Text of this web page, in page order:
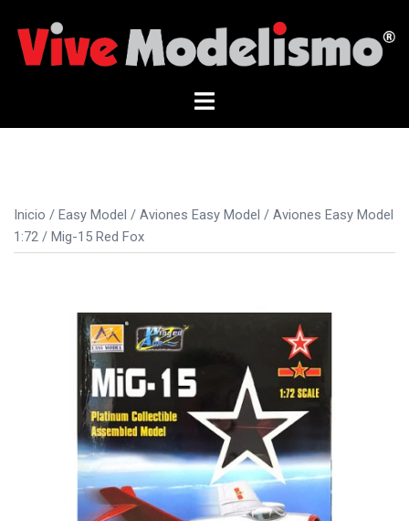
contenido
Alternar
Inicio / Easy Model / Aviones Easy Model / Aviones Easy Model
1:72 / Mig-15 Red Fox